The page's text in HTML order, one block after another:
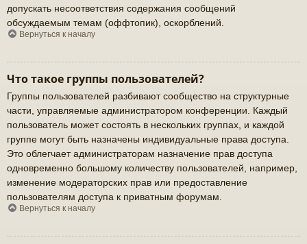
допускать несоответствия содержания сообщений
обсуждаемым темам (оффтопик), оскорблений.
Вернуться к началу
Что такое группы пользователей?
Группы пользователей разбивают сообщество на структурные
части, управляемые администратором конференции. Каждый
пользователь может состоять в нескольких группах, и каждой
группе могут быть назначены индивидуальные права доступа.
Это облегчает администраторам назначение прав доступа
одновременно большому количеству пользователей, например,
изменение модераторских прав или предоставление
пользователям доступа к приватным форумам.
Вернуться к началу